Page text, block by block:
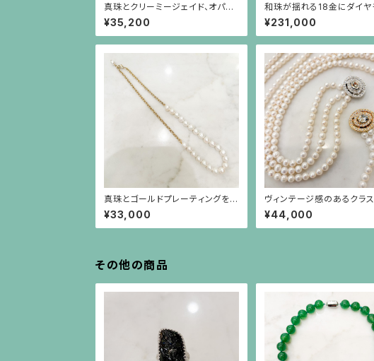
真珠とクリーミージェイド、オパー
ルガラスのロングネックレス
¥35,200
和珠が揺れる18金にダイヤ
のリボンを小さなパールで
ネックレス
¥231,000
真珠とゴールドプレーティングをし
たシルバーチェーンのネックレス
¥33,000
ヴィンテージ感のあるクラ
パール3連ネックレス
¥44,000
その他の商品